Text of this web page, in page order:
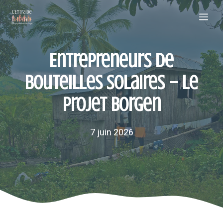
Aller
au
contenu
Entrepreneurs de
bouteilles solaires – Le
projet Borgen
7 juin 2026